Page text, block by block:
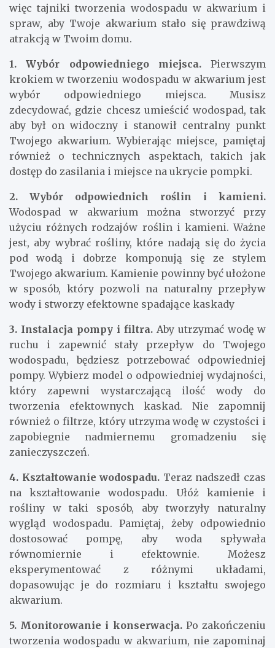
więc tajniki tworzenia wodospadu w akwarium i
spraw, aby Twoje akwarium stało się prawdziwą
atrakcją w Twoim domu.
1. Wybór odpowiedniego miejsca. Pierwszym
krokiem w tworzeniu wodospadu w akwarium jest
wybór odpowiedniego miejsca. Musisz
zdecydować, gdzie chcesz umieścić wodospad, tak
aby był on widoczny i stanowił centralny punkt
Twojego akwarium. Wybierając miejsce, pamiętaj
również o technicznych aspektach, takich jak
dostęp do zasilania i miejsce na ukrycie pompki.
2. Wybór odpowiednich roślin i kamieni.
Wodospad w akwarium można stworzyć przy
użyciu różnych rodzajów roślin i kamieni. Ważne
jest, aby wybrać rośliny, które nadają się do życia
pod wodą i dobrze komponują się ze stylem
Twojego akwarium. Kamienie powinny być ułożone
w sposób, który pozwoli na naturalny przepływ
wody i stworzy efektowne spadające kaskady
3. Instalacja pompy i filtra. Aby utrzymać wodę w
ruchu i zapewnić stały przepływ do Twojego
wodospadu, będziesz potrzebować odpowiedniej
pompy. Wybierz model o odpowiedniej wydajności,
który zapewni wystarczającą ilość wody do
tworzenia efektownych kaskad. Nie zapomnij
również o filtrze, który utrzyma wodę w czystości i
zapobiegnie nadmiernemu gromadzeniu się
zanieczyszczeń.
4. Kształtowanie wodospadu. Teraz nadszedł czas
na kształtowanie wodospadu. Ułóż kamienie i
rośliny w taki sposób, aby tworzyły naturalny
wygląd wodospadu. Pamiętaj, żeby odpowiednio
dostosować pompę, aby woda spływała
równomiernie i efektownie. Możesz
eksperymentować z różnymi układami,
dopasowując je do rozmiaru i kształtu swojego
akwarium.
5. Monitorowanie i konserwacja. Po zakończeniu
tworzenia wodospadu w akwarium, nie zapominaj